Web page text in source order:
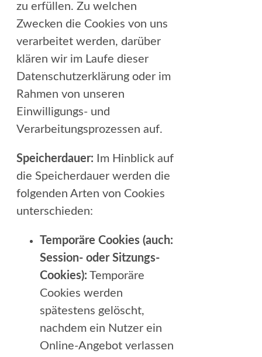
zu erfüllen. Zu welchen
Zwecken die Cookies von uns
verarbeitet werden, darüber
klären wir im Laufe dieser
Datenschutzerklärung oder im
Rahmen von unseren
Einwilligungs- und
Verarbeitungsprozessen auf.
Speicherdauer:
Im Hinblick auf
die Speicherdauer werden die
folgenden Arten von Cookies
unterschieden:
Temporäre Cookies (auch:
Session- oder Sitzungs-
Cookies): Temporäre
Cookies werden
spätestens gelöscht,
nachdem ein Nutzer ein
Online-Angebot verlassen